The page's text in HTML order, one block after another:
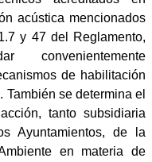
acústica mencionados
y 47 del Reglamento,
convenientemente
de habilitación
se determina el
tanto subsidiaria
Ayuntamientos, de la
en materia de